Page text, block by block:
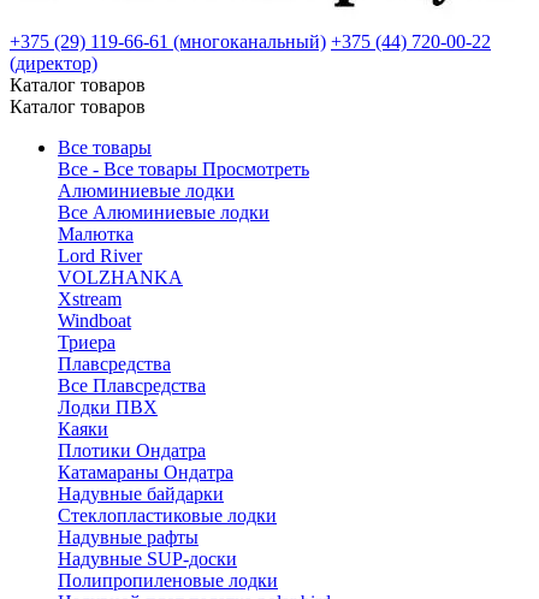
+375 (29) 119-66-61 (многоканальный) +375 (44) 720-00-22
(директор)
Каталог товаров
Каталог товаров
Все товары
Все - Все товары Просмотреть
Алюминиевые лодки
Все Алюминиевые лодки
Малютка
Lord River
VOLZHANKA
Xstream
Windboat
Триера
Плавсредства
Все Плавсредства
Лодки ПВХ
Каяки
Плотики Ондатра
Катамараны Ондатра
Надувные байдарки
Стеклопластиковые лодки
Надувные рафты
Надувные SUP-доски
Полипропиленовые лодки